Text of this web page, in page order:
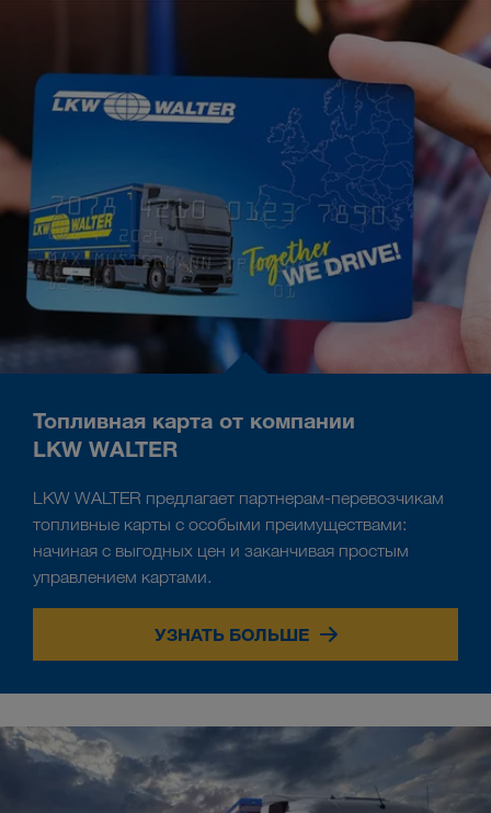
Топливная карта от компании
LKW WALTER
LKW WALTER предлагает партнерам-перевозчикам
топливные карты с особыми преимуществами:
начиная с выгодных цен и заканчивая простым
управлением картами.
УЗНАТЬ БОЛЬШЕ